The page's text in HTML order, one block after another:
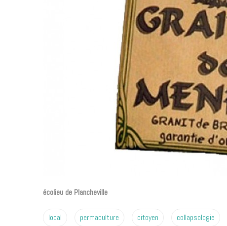
écolieu de Plancheville
local permaculture citoyen collapsologie